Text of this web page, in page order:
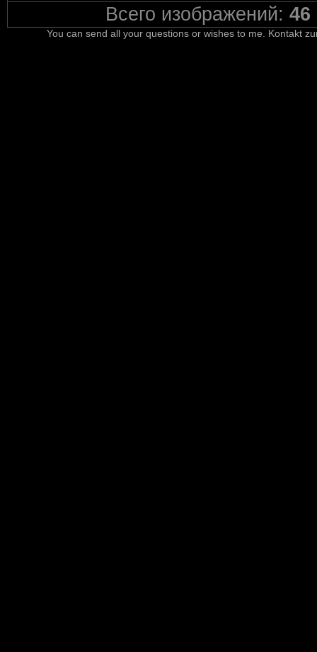
Всего изображений:46
You can send all your questions or wishes to me. Kontakt